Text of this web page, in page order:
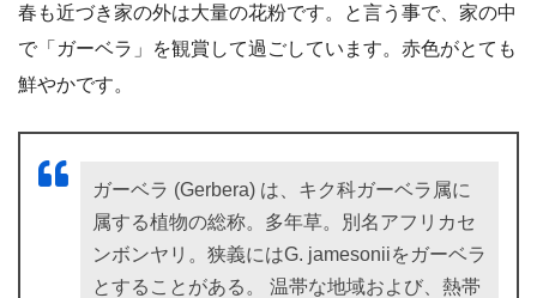
春も近づき家の外は大量の花粉です。と言う事で、家の中
で「ガーベラ」を観賞して過ごしています。赤色がとても
鮮やかです。
ガーベラ (Gerbera) は、キク科ガーベラ属に
属する植物の総称。多年草。別名アフリカセ
ンボンヤリ。狭義にはG. jamesoniiをガーベラ
とすることがある。 温帯な地域および、熱帯